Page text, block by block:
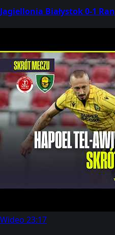
Jagiellonia Białystok 0-1
Wideo 23:17